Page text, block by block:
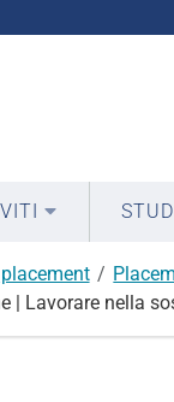
| Lavorare nella